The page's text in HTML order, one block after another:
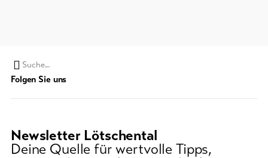
Suchwort
Folgen Sie uns
Newsletter Lötschental
Deine Quelle für wertvolle Tipps,